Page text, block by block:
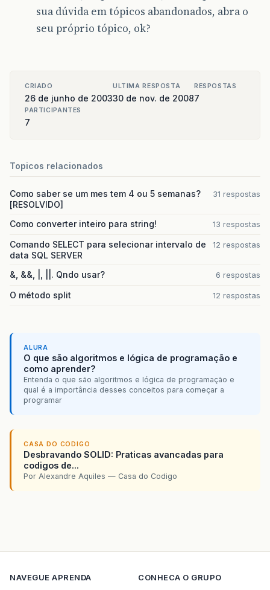
sua dúvida em tópicos abandonados, abra o
seu próprio tópico, ok?
CRIADO
26 de junho de 2003
ULTIMA RESPOSTA
30 de nov. de 2008
RESPOSTAS
7
PARTICIPANTES
7
Topicos relacionados
Como saber se um mes tem 4 ou 5 semanas?
[RESOLVIDO]
31 respostas
Como converter inteiro para string! 13 respostas
Comando SELECT para selecionar intervalo de
data SQL SERVER
12 respostas
&, &&, |, ||. Qndo usar? 6 respostas
O método split 12 respostas
ALURA
O que são algoritmos e lógica de programação e
como aprender?
Entenda o que são algoritmos e lógica de programação e
qual é a importância desses conceitos para começar a
programar
CASA DO CODIGO
Desbravando SOLID: Praticas avancadas para
codigos de...
Por Alexandre Aquiles — Casa do Codigo
NAVEGUE APRENDA CONHECA O GRUPO